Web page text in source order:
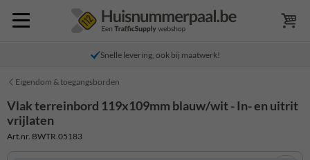
Snelle levering, ook bij maatwerk!
Eigendom & toegangsborden
Vlak terreinbord 119x109mm blauw/wit - In- en uitrit
vrijlaten
Art.nr. BWTR.05183